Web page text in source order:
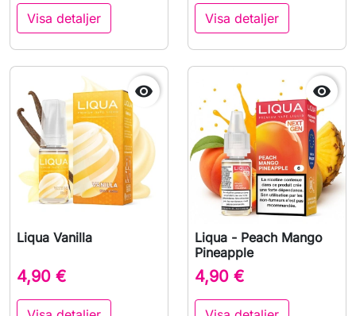
Visa detaljer Visa detaljer

Liqua Vanilla
4,90 €

Liqua - Peach Mango
Pineapple
4,90 €